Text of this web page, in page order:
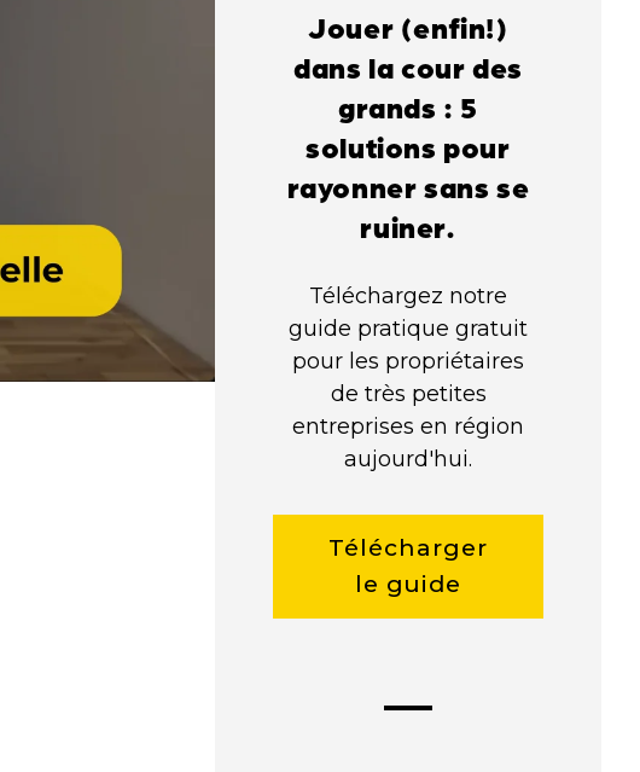
Jouer (enfin!)
dans la cour des
grands : 5
solutions pour
rayonner sans se
ruiner.
Téléchargez notre
guide pratique gratuit
pour les propriétaires
de très petites
entreprises en région
aujourd'hui.
Télécharger
le guide